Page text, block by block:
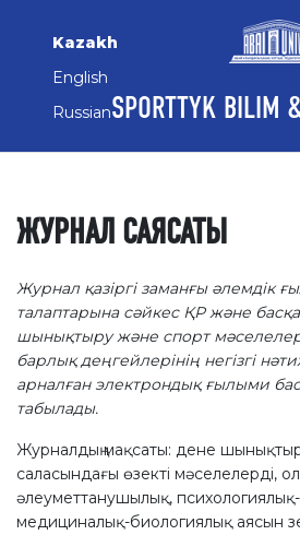
Kazakh
English
RussianSPORTTYK BILIM
ЖУРНАЛ САЯСАТЫ
Журнал қазіргі заманғы әлемдік
талаптарына сәйкес ҚР және
шынықтыру және спорт
барлық деңгейлерінің негізгі
арналған электрондық ғылыми
табылады.
Журналдың мақсаты: дене
саласындағы өзекті мәселелерді,
әлеуметтанушылық,
медициналық-биологиялық аясын